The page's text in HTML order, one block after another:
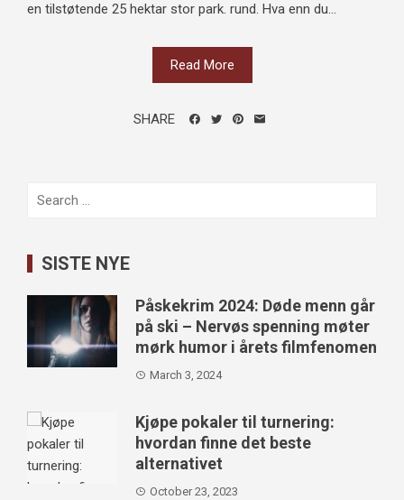
en tilstøtende 25 hektar stor park. rund. Hva enn du...
Read More
SHARE
Search
SISTE NYE
Påskekrim 2024: Døde menn går
på ski – Nervøs spenning møter
mørk humor i årets filmfenomen
March 3, 2024
Kjøpe pokaler til turnering:
hvordan finne det beste
alternativet
October 23, 2023